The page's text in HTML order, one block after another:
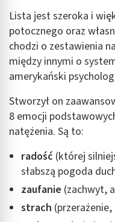
Lista jest szeroka i
potocznego oraz
chodzi o zestawienia
między innymi o
amerykański
Stworzył on
8 emocji
natężenia. Są to:
radość (której
słabszą pogoda
zaufanie (zachwyt,
strach